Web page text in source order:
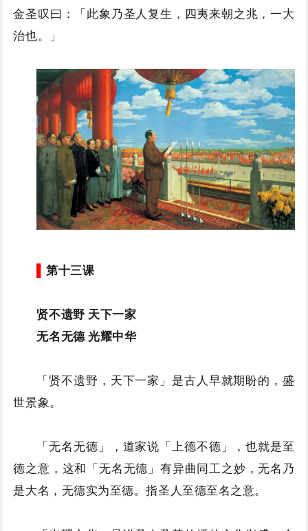
金圣叹曰：「此象乃圣人复生，四夷来朝之兆，一大
治也。」
▌第十三课
贤不遗野 天下一家
无名无德 光耀中华
「贤不遗野，天下一家」是古人早就期盼的，盛
世景象。
「无名无德」，道家说「上德不德」，也就是至
德之意，这和「无名无德」有异曲同工之妙，无名乃
是大名，无德实为至德。指圣人至德至名之意。